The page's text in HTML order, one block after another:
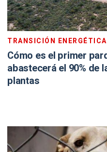
TRANSICIÓN ENERGÉTICA
Cómo es el primer
abastecerá el 90% de
plantas